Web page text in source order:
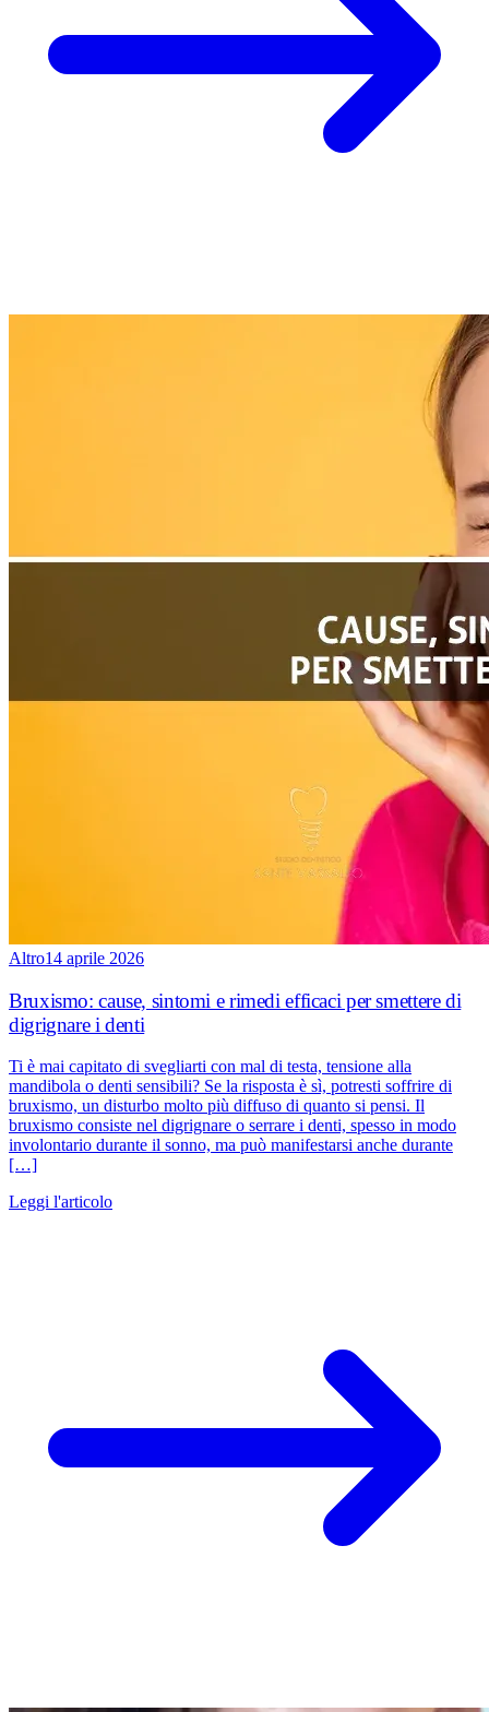
Altro14 aprile 2026
Bruxismo: cause, sintomi e rimedi efficaci per smettere di
digrignare i denti
Ti è mai capitato di svegliarti con mal di testa, tensione alla
mandibola o denti sensibili? Se la risposta è sì, potresti soffrire di
bruxismo, un disturbo molto più diffuso di quanto si pensi. Il
bruxismo consiste nel digrignare o serrare i denti, spesso in modo
involontario durante il sonno, ma può manifestarsi anche durante
[…]
Leggi l'articolo